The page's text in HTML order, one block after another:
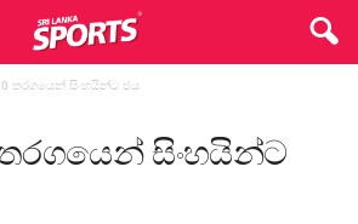
තරගයෙන් සිංහයින්ට ජය
තරගයෙන් සිංහයින්ට